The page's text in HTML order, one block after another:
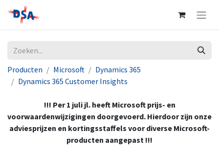
Producten Microsoft
Dynamics 365
Dynamics 365 Customer Insights
!!! Per 1 juli jl. heeft Microsoft prijs- en
voorwaardenwijzigingen doorgevoerd. Hierdoor zijn onze
adviesprijzen en kortingsstaffels voor diverse Microsoft-
producten aangepast !!!